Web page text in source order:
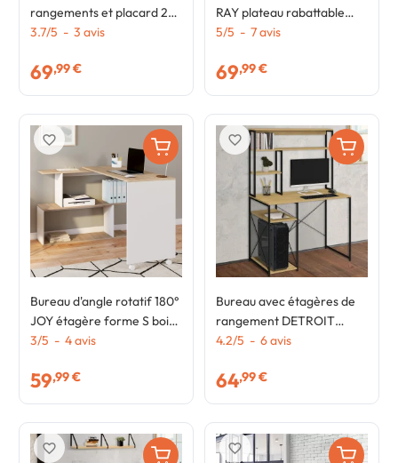
rangements et placard 2
personnes noir et bois
3.7/5 - 3 avis
69,99 €
RAY plateau rabattable
bois façon hêtre et blanc
5/5 - 7avis
69,99 €
Bureau d'angle rotatif 180°
JOY étagère forme S bois
façon hêtre et blanc
3/5 - 4avis
59,99 €
favorite_border
Bureau avec étagères de
rangement DETROIT
design industriel
4.2/5 - 6avis
64,99 €
favorite_border
favorite_border favorite_border